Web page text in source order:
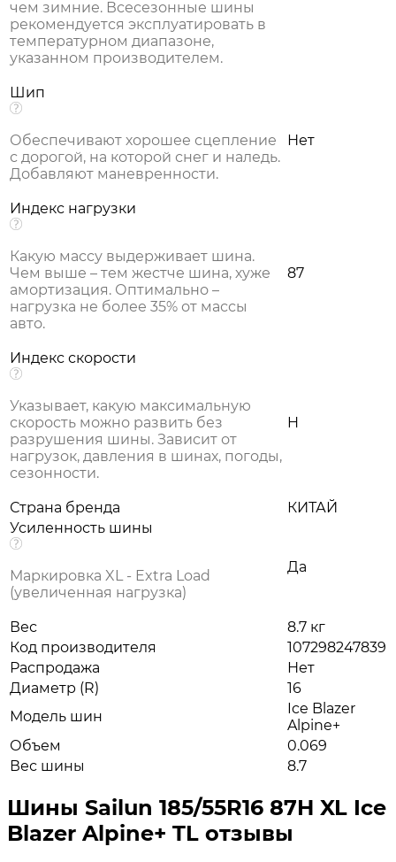
чем зимние. Всесезонные шины
рекомендуется эксплуатировать в
температурном диапазоне,
указанном производителем.
Шип
Обеспечивают хорошее сцепление
с дорогой, на которой снег и наледь.
Добавляют маневренности.
Нет
Индекс нагрузки
Какую массу выдерживает шина.
Чем выше – тем жестче шина, хуже
амортизация. Оптимально –
нагрузка не более 35% от массы
авто.
87
Индекс скорости
Указывает, какую максимальную
скорость можно развить без
разрушения шины. Зависит от
нагрузок, давления в шинах, погоды,
сезонности.
H
Страна бренда
КИТАЙ
Усиленность шины
Маркировка XL - Extra Load
(увеличенная нагрузка)
Да
Вес
8.7 кг
Код производителя
107298247839
Распродажа
Нет
Диаметр (R)
16
Модель шин
Ice Blazer
Alpine+
Объем
0.069
Вес шины
8.7
Шины Sailun 185/55R16 87H XL Ice
Blazer Alpine+ TL отзывы